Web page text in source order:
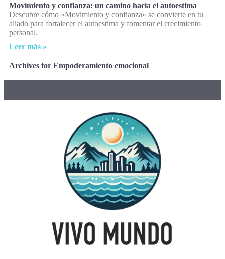
Movimiento y confianza: un camino hacia el autoestima
Descubre cómo «Movimiento y confianza» se convierte en tu
aliado para fortalecer el autoestima y fomentar el crecimiento
personal.
Leer más »
Archives for Empoderamiento emocional